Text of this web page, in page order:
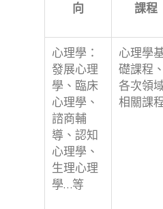
向
課程
心理學：
發展心理
學、臨床
心理學、
諮商輔
導、認知
心理學、
生理心理
學…等
心理學
礎課程、
各次領
相關課